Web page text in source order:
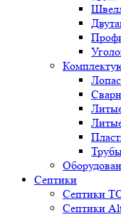
Септики
Септики
Септики